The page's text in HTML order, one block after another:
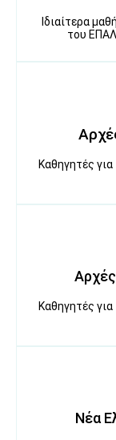
Ιδιαίτερα
του
Καθηγητές
Καθηγητές
Νέα